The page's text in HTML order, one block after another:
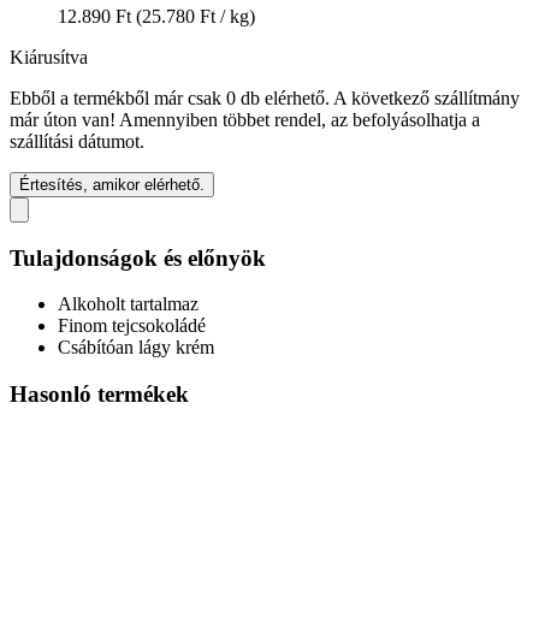
12.890 Ft (25.780 Ft / kg)
Kiárusítva
Ebből a termékből már csak 0 db elérhető. A következő szállítmány
már úton van! Amennyiben többet rendel, az befolyásolhatja a
szállítási dátumot.
Értesítés, amikor elérhető.
Tulajdonságok és előnyök
Alkoholt tartalmaz
Finom tejcsokoládé
Csábítóan lágy krém
Hasonló termékek